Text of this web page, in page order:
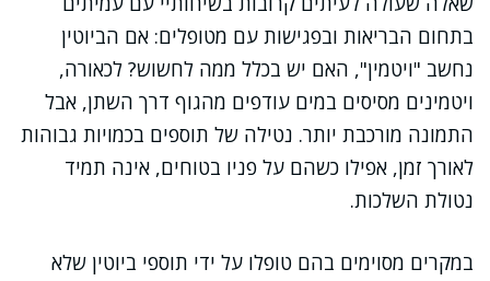
בתחום הבריאות ובפגישות עם מטופלים: אם הביוטין
נחשב "ויטמין", האם יש בכלל ממה לחשוש? לכאורה,
ויטמינים מסיסים במים עודפים מהגוף דרך השתן, אבל
התמונה מורכבת יותר. נטילה של תוספים בכמויות גבוהות
לאורך זמן, אפילו כשהם על פניו בטוחים, אינה תמיד
נטולת השלכות.
במקרים מסוימים בהם טופלו על ידי תוספי ביוטין שלא